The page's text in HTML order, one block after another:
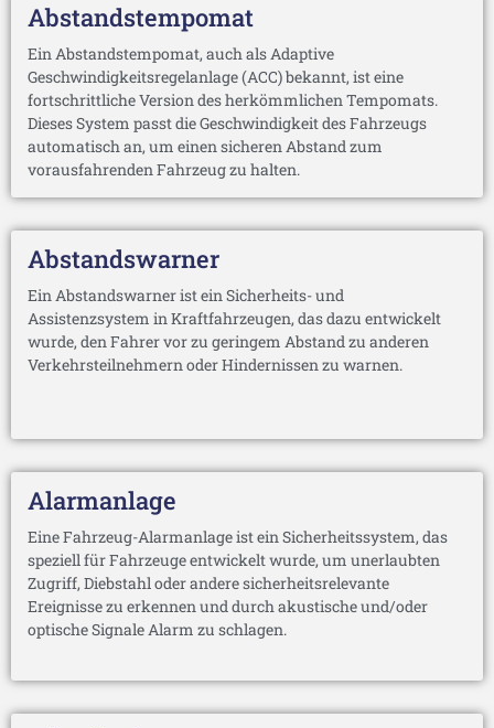
Abstandstempomat
Ein Abstandstempomat, auch als Adaptive
Geschwindigkeitsregelanlage (ACC) bekannt, ist eine
fortschrittliche Version des herkömmlichen Tempomats.
Dieses System passt die Geschwindigkeit des Fahrzeugs
automatisch an, um einen sicheren Abstand zum
vorausfahrenden Fahrzeug zu halten.
Abstandswarner
Ein Abstandswarner ist ein Sicherheits- und
Assistenzsystem in Kraftfahrzeugen, das dazu entwickelt
wurde, den Fahrer vor zu geringem Abstand zu anderen
Verkehrsteilnehmern oder Hindernissen zu warnen.
Alarmanlage
Eine Fahrzeug-Alarmanlage ist ein Sicherheitssystem, das
speziell für Fahrzeuge entwickelt wurde, um unerlaubten
Zugriff, Diebstahl oder andere sicherheitsrelevante
Ereignisse zu erkennen und durch akustische und/oder
optische Signale Alarm zu schlagen.